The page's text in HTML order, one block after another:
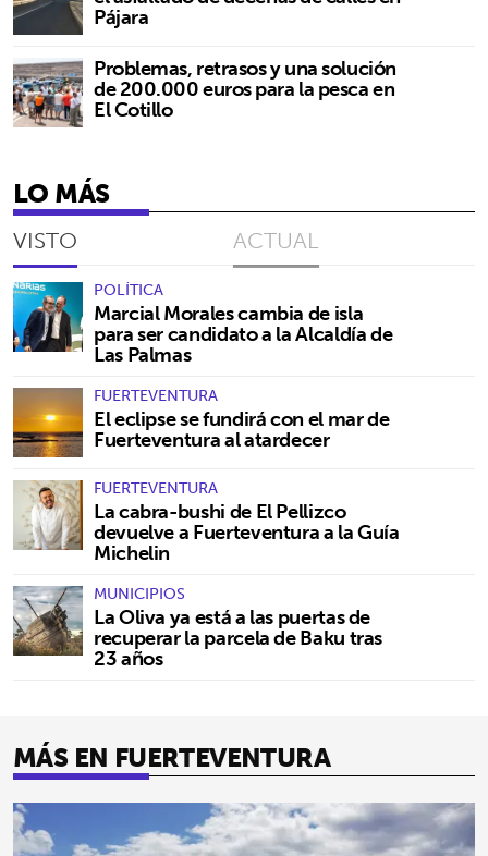
Pájara
Problemas, retrasos y una solución
de 200.000 euros para la pesca en
El Cotillo
LO MÁS
VISTO ACTUAL
POLÍTICA
Marcial Morales cambia de isla
para ser candidato a la Alcaldía de
Las Palmas
FUERTEVENTURA
El eclipse se fundirá con el mar de
Fuerteventura al atardecer
FUERTEVENTURA
La cabra-bushi de El Pellizco
devuelve a Fuerteventura a la Guía
Michelin
MUNICIPIOS
La Oliva ya está a las puertas de
recuperar la parcela de Baku tras
23 años
MÁS EN FUERTEVENTURA